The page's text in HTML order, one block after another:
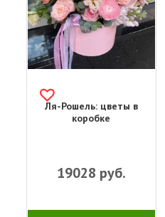
Ля-Рошель: цветы в
коробке
19028 руб.